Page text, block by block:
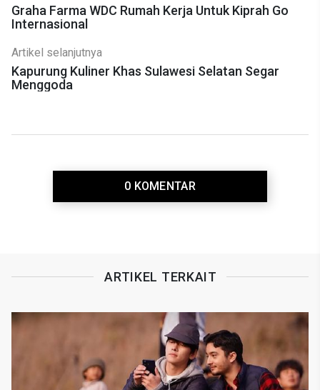
Graha Farma WDC Rumah Kerja Untuk Kiprah Go
Internasional
Artikel selanjutnya
Kapurung Kuliner Khas Sulawesi Selatan Segar
Menggoda
0 KOMENTAR
ARTIKEL TERKAIT